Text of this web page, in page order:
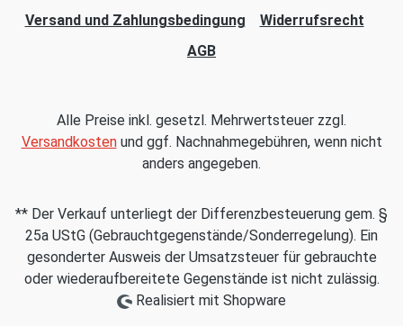
Versand und Zahlungsbedingung
Widerrufsrecht
AGB
Alle Preise inkl. gesetzl. Mehrwertsteuer zzgl.
Versandkostenund ggf. Nachnahmegebühren, wenn nicht
anders angegeben.
** Der Verkauf unterliegt der Differenzbesteuerung gem. §
25a UStG (Gebrauchtgegenstände/Sonderregelung). Ein
gesonderter Ausweis der Umsatzsteuer für gebrauchte
oder wiederaufbereitete Gegenstände ist nicht zulässig.
Realisiert mit Shopware